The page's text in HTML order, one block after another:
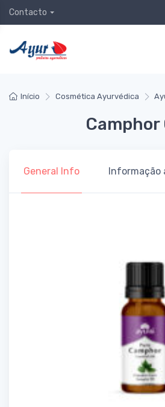
Contacto
Início Cosmética Ayurvédica
Camphor
General Info Informação